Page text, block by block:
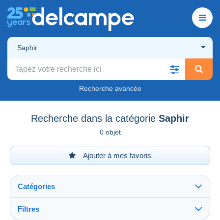
Saphir
Recherche avancée
Recherche dans la catégorie Saphir
0 objet
Ajouter à mes favoris
Catégories
Filtres